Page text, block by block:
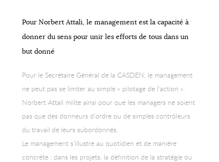
Pour Norbert Attali, le management est la capacité à
donner du sens pour unir les efforts de tous dans un
but donné
Pour le Secrétaire Général de la CASDEN, le management
ne peut pas se limiter au simple « pilotage de l’action ».
Norbert Attali milite ainsi pour que les managers ne soient
pas que des donneurs d’ordre ou de simples contrôleurs
du travail de leurs subordonnés.
Le management s’illustre au quotidien et de manière
concrète : dans les projets, la définition de la stratégie ou